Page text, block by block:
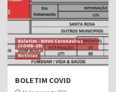
Boletim - NOVO Coronavírus
(COVID-19)
Notícias
BOLETIM COVID